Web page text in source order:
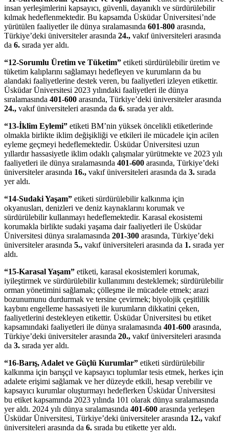
insan yerleşimlerini kapsayıcı, güvenli, dayanıklı ve sürdürülebilir
kılmak hedeflenmektedir. Bu kapsamda Üsküdar Üniversitesi’nde
yürütülen faaliyetler ile dünya sıralamasında 601-800 arasında,
Türkiye’deki üniversiteler arasında 24., vakıf üniversiteleri arasında
da 6. sırada yer aldı.
“12-Sorumlu Üretim ve Tüketim” etiketi sürdürülebilir üretim ve
tüketim kalıplarını sağlamayı hedefleyen ve kurumların da bu
alandaki faaliyetlerine destek veren, bu faaliyetleri izleyen etikettir.
Üsküdar Üniversitesi 2023 yılındaki faaliyetleri ile dünya
sıralamasında 401-600 arasında, Türkiye’deki üniversiteler arasında
24., vakıf üniversiteleri arasında da 6. sırada yer aldı.
“13-İklim Eylemi” etiketi BM’nin yüksek öncelikli etiketlerinde
olmakla birlikte iklim değişikliği ve etkileri ile mücadele için acilen
eyleme geçmeyi hedeflemektedir. Üsküdar Üniversitesi uzun
yıllardır hassasiyetle iklim odaklı çalışmalar yürütmekte ve 2023 yılı
faaliyetleri ile dünya sıralamasında 401-600 arasında, Türkiye’deki
üniversiteler arasında 16., vakıf üniversiteleri arasında da 3. sırada
yer aldı.
“14-Sudaki Yaşam” etiketi sürdürülebilir kalkınma için
okyanusları, denizleri ve deniz kaynaklarını korumak ve
sürdürülebilir kullanmayı hedeflemektedir. Karasal ekosistemi
korumakla birlikte sudaki yaşama dair faaliyetleri ile Üsküdar
Üniversitesi dünya sıralamasında 201-300 arasında, Türkiye’deki
üniversiteler arasında 5., vakıf üniversiteleri arasında da 1. sırada yer
aldı.
“15-Karasal Yaşam” etiketi, karasal ekosistemleri korumak,
iyileştirmek ve sürdürülebilir kullanımını desteklemek; sürdürülebilir
orman yönetimini sağlamak; çölleşme ile mücadele etmek; arazi
bozunumunu durdurmak ve tersine çevirmek; biyolojik çeşitlilik
kaybını engelleme hassasiyeti ile kurumların dikkatini çeken,
faaliyetlerini destekleyen etikettir. Üsküdar Üniversitesi bu etiket
kapsamındaki faaliyetleri ile dünya sıralamasında 401-600 arasında,
Türkiye’deki üniversiteler arasında 20., vakıf üniversiteleri arasında
da 3. sırada yer aldı.
“16-Barış, Adalet ve Güçlü Kurumlar” etiketi sürdürülebilir
kalkınma için barışçıl ve kapsayıcı toplumlar tesis etmek, herkes için
adalete erişimi sağlamak ve her düzeyde etkili, hesap verebilir ve
kapsayıcı kurumlar oluşturmayı hedeflerken Üsküdar Üniversitesi
bu etiket kapsamında 2023 yılında 101 olarak dünya sıralamasında
yer aldı. 2024 yılı dünya sıralamasında 401-600 arasında yerleşen
Üsküdar Üniversitesi, Türkiye’deki üniversiteler arasında 12., vakıf
üniversiteleri arasında da 6. sırada bu etikette yer aldı.